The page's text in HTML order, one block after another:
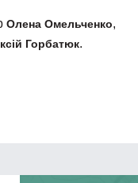
Олена Омельченко,
Горбатюк.